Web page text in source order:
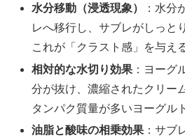
水分移動（浸透現象）
：水分
レへ移行し、サブレがしっと
これが「クラスト感」を与え
相対的な水切り効果 ：ヨーグ
分が抜け、濃縮されたクリー
タンパク質量が多いヨーグル
油脂と酸味の相乗効果 ：サブ